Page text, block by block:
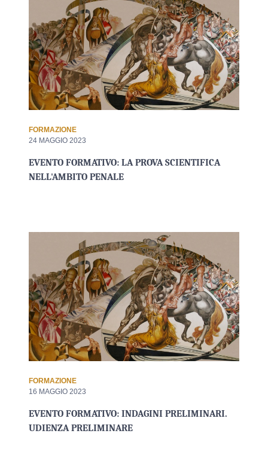
FORMAZIONE
24 MAGGIO 2023
EVENTO FORMATIVO: LA PROVA SCIENTIFICA
NELL'AMBITO PENALE
FORMAZIONE
16 MAGGIO 2023
EVENTO FORMATIVO: INDAGINI PRELIMINARI.
UDIENZA PRELIMINARE